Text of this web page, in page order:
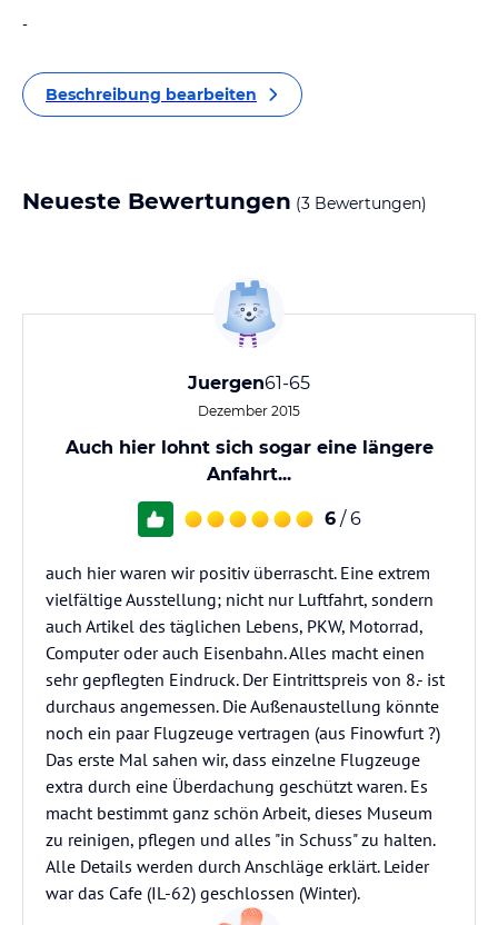
-
Beschreibung bearbeiten
Neueste Bewertungen (3 Bewertungen)
Juergen61-65
Dezember 2015
Auch hier lohnt sich sogar eine längere
Anfahrt...
6 / 6
auch hier waren wir positiv überrascht. Eine extrem
vielfältige Ausstellung; nicht nur Luftfahrt, sondern
auch Artikel des täglichen Lebens, PKW, Motorrad,
Computer oder auch Eisenbahn. Alles macht einen
sehr gepflegten Eindruck. Der Eintrittspreis von 8.- ist
durchaus angemessen. Die Außenaustellung könnte
noch ein paar Flugzeuge vertragen (aus Finowfurt ?)
Das erste Mal sahen wir, dass einzelne Flugzeuge
extra durch eine Überdachung geschützt waren. Es
macht bestimmt ganz schön Arbeit, dieses Museum
zu reinigen, pflegen und alles "in Schuss" zu halten.
Alle Details werden durch Anschläge erklärt. Leider
war das Cafe (IL-62) geschlossen (Winter).